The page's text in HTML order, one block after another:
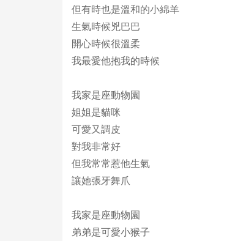
但有時也是溫和的小綿羊
生氣時候兇巴巴
開心時候很溫柔
我最愛他抱我的時候
我家是座動物園
姐姐是貓咪
可愛又調皮
對我非常好
但我常常惹他生氣
讓她張牙舞爪
我家是座動物園
弟弟是可愛小猴子